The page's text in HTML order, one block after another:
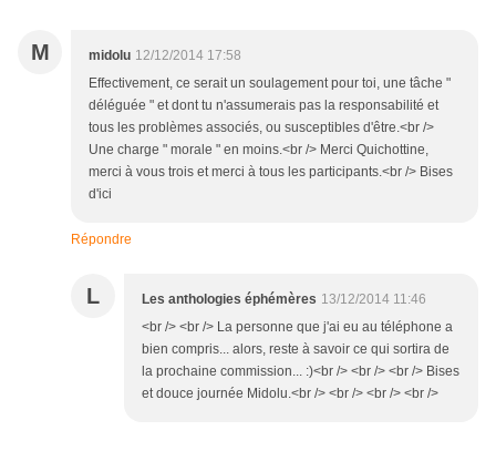
M midolu 12/12/2014 17:58
Effectivement, ce serait un soulagement pour toi, une tâche "
déléguée " et dont tu n'assumerais pas la responsabilité et
tous les problèmes associés, ou susceptibles d'être.<br />
Une charge " morale " en moins.<br /> Merci Quichottine,
merci à vous trois et merci à tous les participants.<br /> Bises
d'ici
Répondre
L Les anthologies éphémères 13/12/2014 11:46
<br /> <br /> La personne que j'ai eu au téléphone a
bien compris... alors, reste à savoir ce qui sortira de
la prochaine commission... :)<br /> <br /> <br /> Bises
et douce journée Midolu.<br /> <br /> <br /> <br />